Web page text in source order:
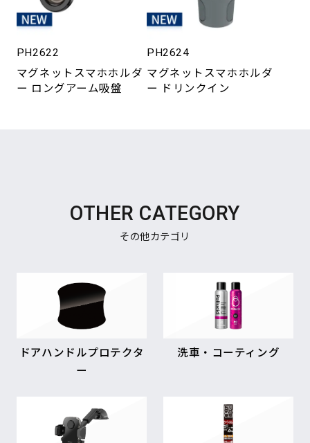
PH2622
マグネットスマホホルダ
ー ロングアーム吸盤
PH2624
マグネットスマホホルダ
ー ドリンクイン
OTHER CATEGORY
その他カテゴリ
ドアハンドルプロテクタ
ー
洗車・コーティング